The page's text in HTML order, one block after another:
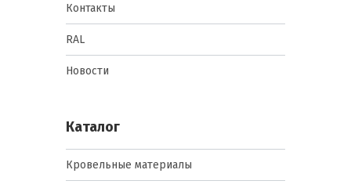
Контакты
RAL
Новости
Каталог
Кровельные материалы